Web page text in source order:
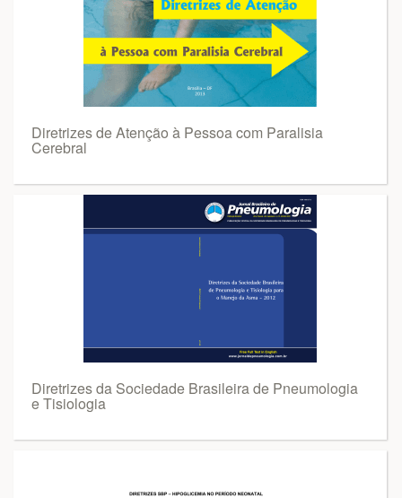
Diretrizes de Atenção à Pessoa com Paralisia
Cerebral
Diretrizes da Sociedade Brasileira de Pneumologia
e Tisiologia